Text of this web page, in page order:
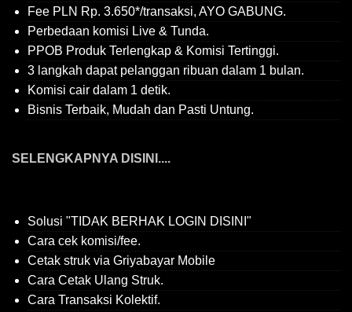
Fee PLN Rp. 3.650*/transaksi, AYO GABUNG.
Perbedaan komisi Live & Tunda.
PPOB Produk Terlengkap & Komisi Tertinggi.
3 langkah dapat pelanggan ribuan dalam 1 bulan.
Komisi cair dalam 1 detik.
Bisnis Terbaik, Mudah dan Pasti Untung.
SELENGKAPNYA DISINI....
Solusi "TIDAK BERHAK LOGIN DISINI"
Cara cek komisi/fee.
Cetak struk via Griyabayar Mobile
Cara Cetak Ulang Struk.
Cara Transaksi Kolektif.